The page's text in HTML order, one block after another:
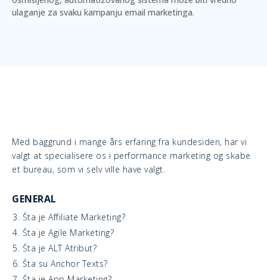
ulaganje za svaku kampanju email marketinga.
Med baggrund i mange års erfaring fra kundesiden, har vi
valgt at specialisere os i performance marketing og skabe
et bureau, som vi selv ville have valgt.
GENERAL
3. Šta je Affiliate Marketing?
4. Šta je Agile Marketing?
5. Šta je ALT Atribut?
6. Šta su Anchor Texts?